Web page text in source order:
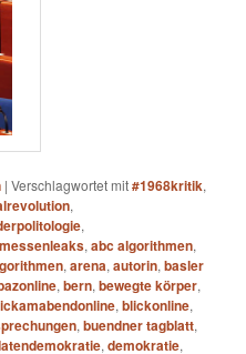
|Verschlagwortet mit#1968kritik,
,
,
,abc algorithmen,
,arena,autorin,basler
,bern,bewegte körper,
,blickonline,
,buendner tagblatt,
,demokratie,